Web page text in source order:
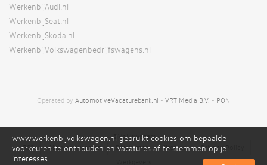
WerkenbijAudi.nl
WerkenbijSeat.nl
WerkenbijSkoda.nl
WerkenbijVolkswagenbedrijfswagens.nl
Operated by AutomotiveVacaturebank.nl - VRT Media B.V. - PON
©Volkswagen;
RSS
Alg. voorwaarden Disclaimer Sitemap
Privacy Policy
www.werkenbijvolkswagen.nl gebruikt cookies om bepaalde
voorkeuren te onthouden en vacatures af te stemmen op je
interesses.